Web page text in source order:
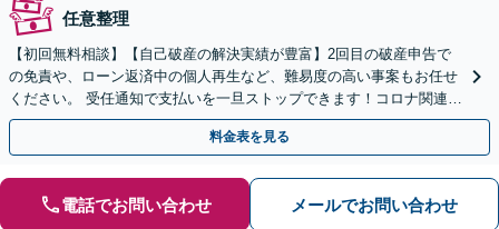
任意整理
【初回無料相談】【自己破産の解決実績が豊富】2回目の破産申告で
の免責や、ローン返済中の個人再生など、難易度の高い事案もお任せ
ください。 受任通知で支払いを一旦ストップできます！コロナ関連の
法人破産などもご相談ください【今川駅2分】
料金表を見る
電話でお問い合わせ メールでお問い合わせ